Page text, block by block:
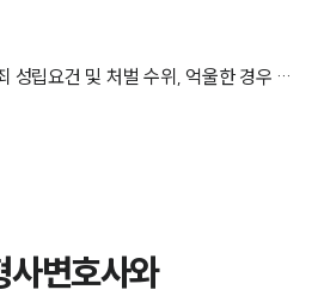
군용물절도 | 군용물절도죄 성립요건 및 처벌 수위, 억울한 경우 대응 방법은?
사변호사와